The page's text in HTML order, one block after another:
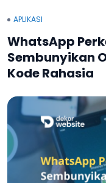
APLIKASI
WhatsApp
Sembunyikan
Kode Rahasia